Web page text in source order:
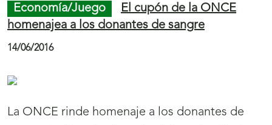
Economía/Juego
El cupón de la ONCE
homenajea a los donantes de sangre
14/06/2016
La ONCE rinde homenaje a los donantes de